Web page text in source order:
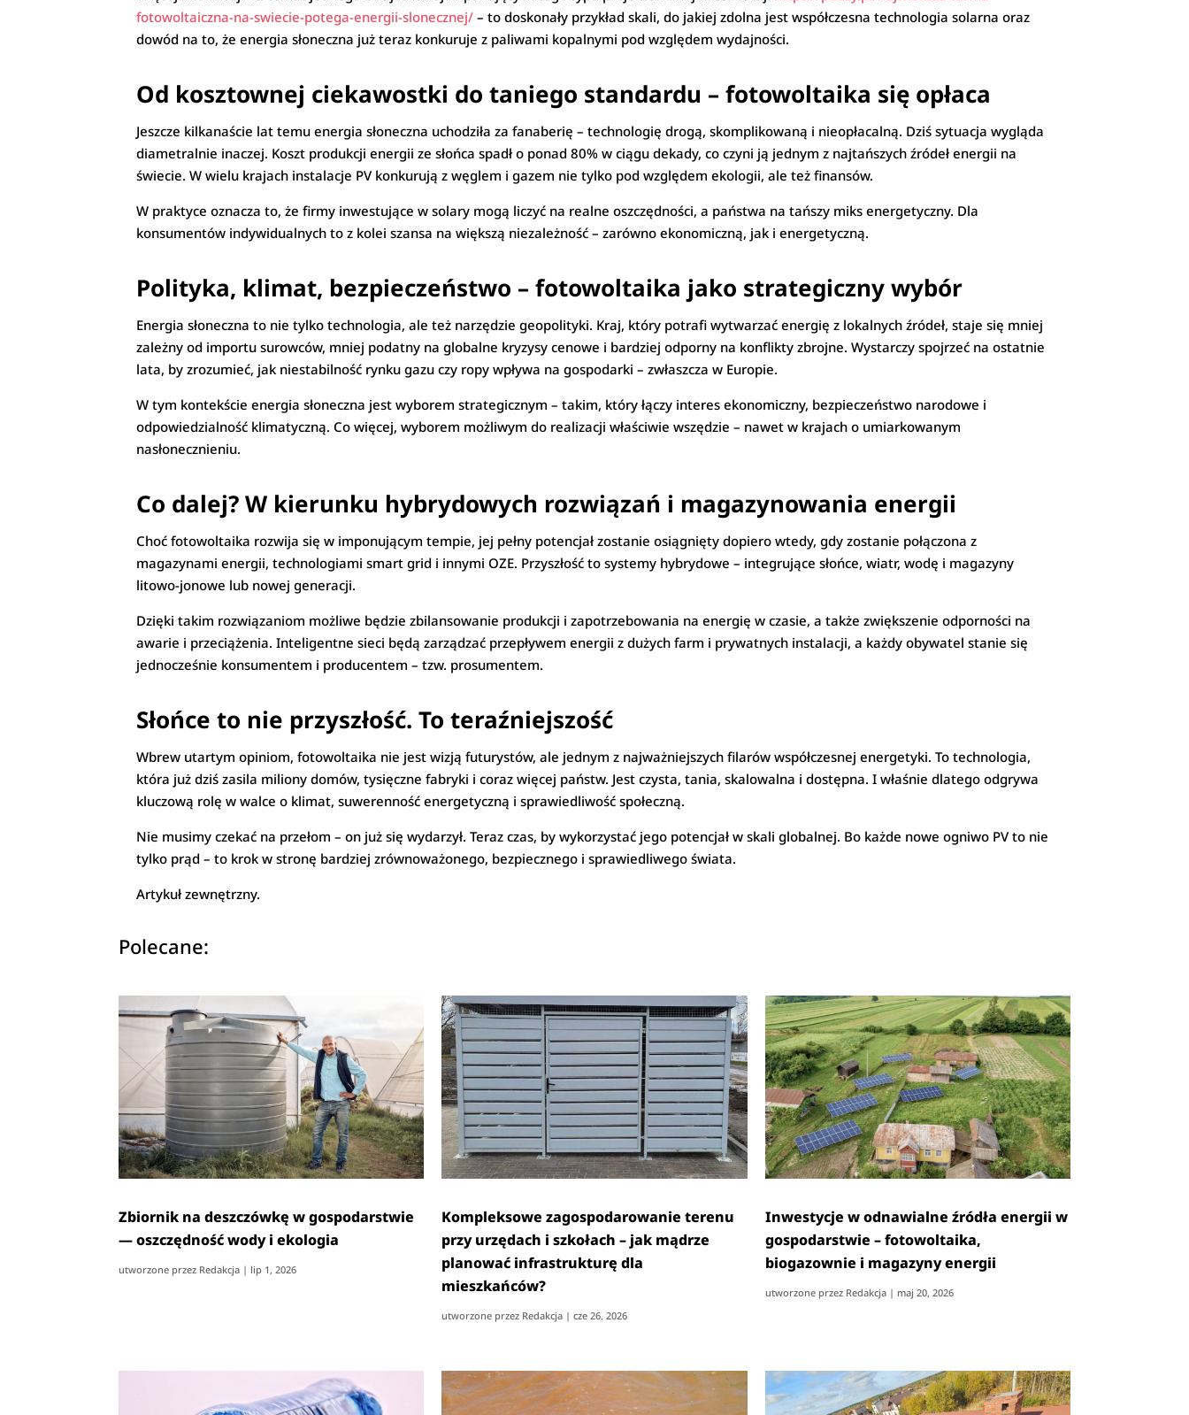
fotowoltaiczna-na-swiecie-potega-energii-slonecznej/ – to doskonały przykład skali, do jakiej zdolna jest współczesna technologia solarna oraz
dowód na to, że energia słoneczna już teraz konkuruje z paliwami kopalnymi pod względem wydajności.
Od kosztownej ciekawostki do taniego standardu – fotowoltaika się opłaca
Jeszcze kilkanaście lat temu energia słoneczna uchodziła za fanaberię – technologię drogą, skomplikowaną i nieopłacalną. Dziś sytuacja wygląda
diametralnie inaczej. Koszt produkcji energii ze słońca spadł o ponad 80% w ciągu dekady, co czyni ją jednym z najtańszych źródeł energii na
świecie. W wielu krajach instalacje PV konkurują z węglem i gazem nie tylko pod względem ekologii, ale też finansów.
W praktyce oznacza to, że firmy inwestujące w solary mogą liczyć na realne oszczędności, a państwa na tańszy miks energetyczny. Dla
konsumentów indywidualnych to z kolei szansa na większą niezależność – zarówno ekonomiczną, jak i energetyczną.
Polityka, klimat, bezpieczeństwo – fotowoltaika jako strategiczny wybór
Energia słoneczna to nie tylko technologia, ale też narzędzie geopolityki. Kraj, który potrafi wytwarzać energię z lokalnych źródeł, staje się mniej
zależny od importu surowców, mniej podatny na globalne kryzysy cenowe i bardziej odporny na konflikty zbrojne. Wystarczy spojrzeć na ostatnie
lata, by zrozumieć, jak niestabilność rynku gazu czy ropy wpływa na gospodarki – zwłaszcza w Europie.
W tym kontekście energia słoneczna jest wyborem strategicznym – takim, który łączy interes ekonomiczny, bezpieczeństwo narodowe i
odpowiedzialność klimatyczną. Co więcej, wyborem możliwym do realizacji właściwie wszędzie – nawet w krajach o umiarkowanym
nasłonecznieniu.
Co dalej? W kierunku hybrydowych rozwiązań i magazynowania energii
Choć fotowoltaika rozwija się w imponującym tempie, jej pełny potencjał zostanie osiągnięty dopiero wtedy, gdy zostanie połączona z
magazynami energii, technologiami smart grid i innymi OZE. Przyszłość to systemy hybrydowe – integrujące słońce, wiatr, wodę i magazyny
litowo-jonowe lub nowej generacji.
Dzięki takim rozwiązaniom możliwe będzie zbilansowanie produkcji i zapotrzebowania na energię w czasie, a także zwiększenie odporności na
awarie i przeciążenia. Inteligentne sieci będą zarządzać przepływem energii z dużych farm i prywatnych instalacji, a każdy obywatel stanie się
jednocześnie konsumentem i producentem – tzw. prosumentem.
Słońce to nie przyszłość. To teraźniejszość
Wbrew utartym opiniom, fotowoltaika nie jest wizją futurystów, ale jednym z najważniejszych filarów współczesnej energetyki. To technologia,
która już dziś zasila miliony domów, tysięczne fabryki i coraz więcej państw. Jest czysta, tania, skalowalna i dostępna. I właśnie dlatego odgrywa
kluczową rolę w walce o klimat, suwerenność energetyczną i sprawiedliwość społeczną.
Nie musimy czekać na przełom – on już się wydarzył. Teraz czas, by wykorzystać jego potencjał w skali globalnej. Bo każde nowe ogniwo PV to nie
tylko prąd – to krok w stronę bardziej zrównoważonego, bezpiecznego i sprawiedliwego świata.
Artykuł zewnętrzny.
Polecane:
Zbiornik na deszczówkę w gospodarstwie
— oszczędność wody i ekologia
utworzone przez Redakcja | lip 1, 2026
Kompleksowe zagospodarowanie terenu
przy urzędach i szkołach – jak mądrze
planować infrastrukturę dla
mieszkańców?
utworzone przez Redakcja |cze 26, 2026
Inwestycje w odnawialne źródła energii w
gospodarstwie – fotowoltaika,
biogazownie i magazyny energii
utworzone przez Redakcja| maj 20, 2026